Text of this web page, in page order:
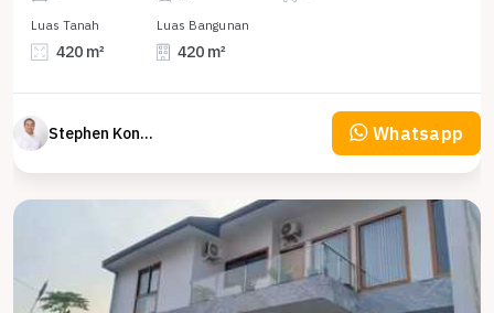
Luas Tanah
420 m²
Luas Bangunan
420 m²
Stephen Konsultan Properti Whatsapp